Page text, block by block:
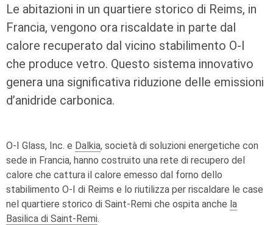
Le abitazioni in un quartiere storico di Reims, in
Francia, vengono ora riscaldate in parte dal
calore recuperato dal vicino stabilimento O-I
che produce vetro. Questo sistema innovativo
genera una significativa riduzione delle emissioni
d’anidride carbonica.
O-I Glass, Inc. e Dalkia, società di soluzioni energetiche con
sede in Francia, hanno costruito una rete di recupero del
calore che cattura il calore emesso dal forno dello
stabilimento O-I di Reims e lo riutilizza per riscaldare le case
nel quartiere storico di Saint-Remi che ospita anche la
Basilica di Saint-Remi.